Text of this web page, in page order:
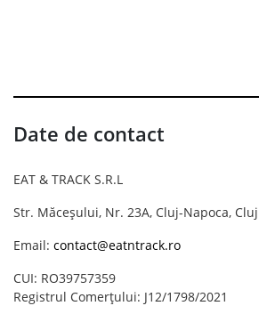
Date de contact
EAT & TRACK S.R.L
Str. Măceșului, Nr. 23A, Cluj-Napoca, Cluj
Email: contact@eatntrack.ro
CUI: RO39757359
Registrul Comerțului: J12/1798/2021